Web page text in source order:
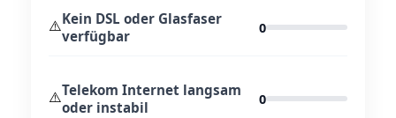
⚠️Kein DSL oder Glasfaser
verfügbar
0
⚠️Telekom Internet langsam
oder instabil
0